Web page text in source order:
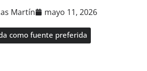
Martín mayo 11, 2026
como fuente preferida